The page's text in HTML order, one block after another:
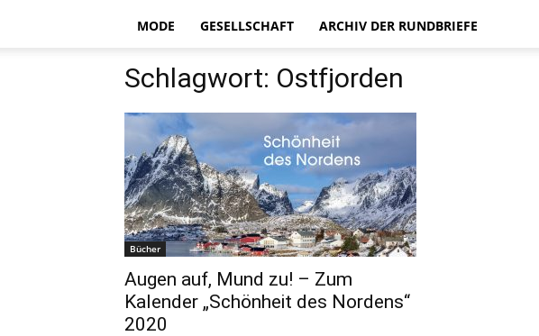
MODE GESELLSCHAFT ARCHIV DER RUNDBRIEFE
Schlagwort: Ostfjorden
Bücher
Augen auf, Mund zu! – Zum
Kalender „Schönheit des Nordens“
2020